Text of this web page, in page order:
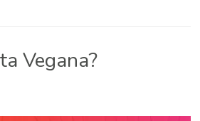
Vegana?